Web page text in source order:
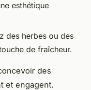
esthétique
des herbes ou des
de fraîcheur.
des
et engagent.